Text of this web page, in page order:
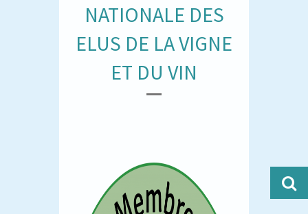
NATIONALE DES
ELUS DE LA VIGNE
ET DU VIN